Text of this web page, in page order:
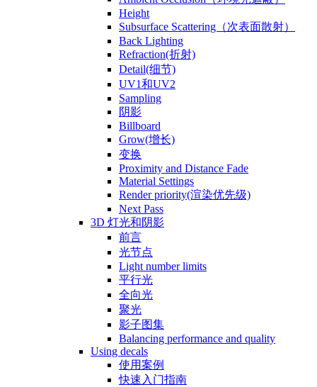
Height
Subsurface Scattering（次表面散射）
Back Lighting
Refraction(折射)
Detail(细节)
UV1和UV2
Sampling
阴影
Billboard
Grow(增长)
变换
Proximity and Distance Fade
Material Settings
Render priority(渲染优先级)
Next Pass
3D 灯光和阴影
前言
光节点
Light number limits
平行光
全向光
聚光
影子图集
Balancing performance and quality
Using decals
使用案例
快速入门指南